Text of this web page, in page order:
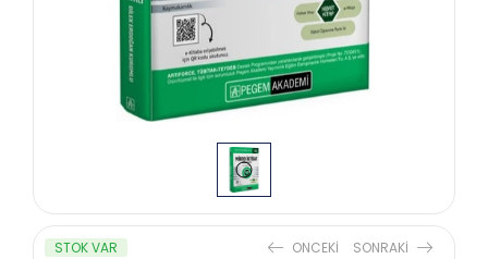
STOK VAR ONCEKI SONRAKI